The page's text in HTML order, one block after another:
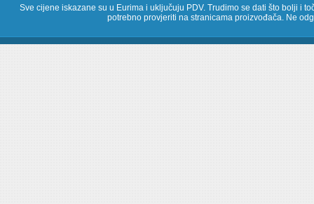
Sve cijene iskazane su u Eurima i uključuju PDV. Trudimo se dati što bolji i
potrebno provjeriti na stranicama proizvođača. Ne